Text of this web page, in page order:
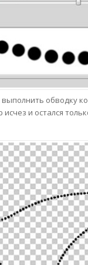
обводку
и остался